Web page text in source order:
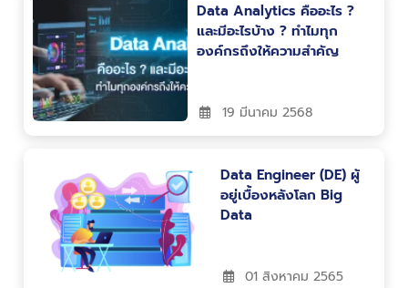
Data Analytics คืออะไร ?
และมีอะไรบ้าง ? ทำไมทุก
องค์กรถึงให้ความสำคัญ
19 มีนาคม 2568
Data Engineer (DE) ผู้
อยู่เบื้องหลังโลก Big
Data
01 สิงหาคม 2565